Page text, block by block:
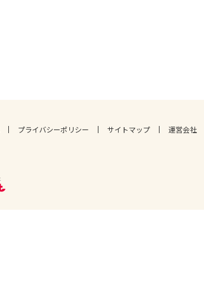
プライバシーポリシー サイトマップ 運営会社